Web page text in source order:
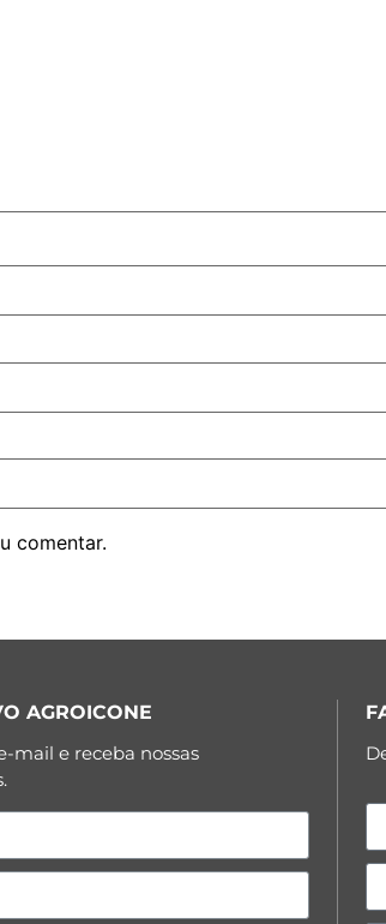
comentar.
AGROICONE
mail e receba nossas